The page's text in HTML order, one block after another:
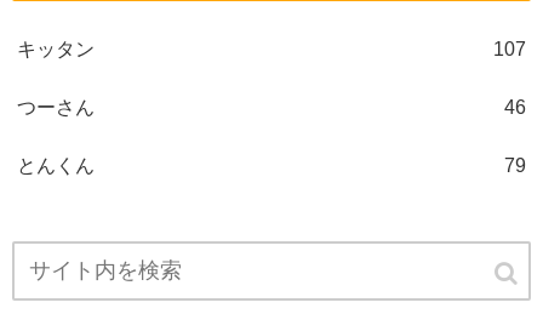
キッタン 107
つーさん 46
とんくん 79